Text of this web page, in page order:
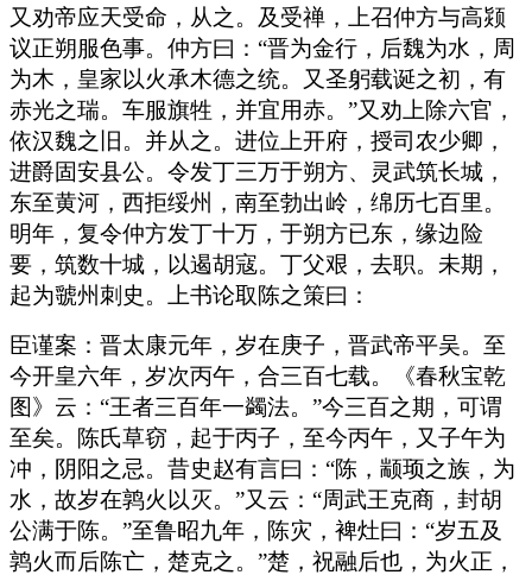
又劝帝应天受命，从之。及受禅，上召仲方与高颎
议正朔服色事。仲方曰：“晋为金行，后魏为水，周
为木，皇家以火承木德之统。又圣躬载诞之初，有
赤光之瑞。车服旗牲，并宜用赤。”又劝上除六官，
依汉魏之旧。并从之。进位上开府，授司农少卿，
进爵固安县公。令发丁三万于朔方、灵武筑长城，
东至黄河，西拒绥州，南至勃出岭，绵历七百里。
明年，复令仲方发丁十万，于朔方已东，缘边险
要，筑数十城，以遏胡寇。丁父艰，去职。未期，
起为虢州刺史。上书论取陈之策曰：
臣谨案：晋太康元年，岁在庚子，晋武帝平吴。至
今开皇六年，岁次丙午，合三百七载。《春秋宝乾
图》云：“王者三百年一蠲法。”今三百之期，可谓
至矣。陈氏草窃，起于丙子，至今丙午，又子午为
冲，阴阳之忌。昔史赵有言曰：“陈，颛顼之族，为
水，故岁在鹑火以灭。”又云：“周武王克商，封胡
公满于陈。”至鲁昭九年，陈灾，裨灶曰：“岁五及
鹑火而后陈亡，楚克之。”楚，祝融后也，为火正，